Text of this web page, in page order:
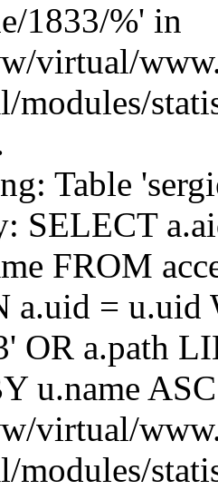
1833/%' in
virtual/
modules/
Table
SELECT
FROM
a.uid = u.uid
OR a.path
u.name
virtual/
modules/